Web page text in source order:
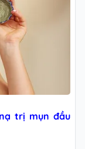
trị mụn đầu